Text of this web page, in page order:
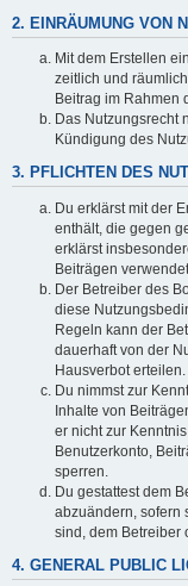
2. EINRÄUMUNG VON
Mit dem Erstellen
zeitlich und
Beitrag im Rahmen
Das Nutzungsrecht
Kündigung des
3. PFLICHTEN DES
Du erklärst mit der
enthält, die gegen
erklärst
Beiträgen
Der Betreiber des
diese
Regeln kann der
dauerhaft von der
Hausverbot erteilen.
Du nimmst zur
Inhalte von
er nicht zur
Benutzerkonto,
sperren.
Du gestattest dem
abzuändern, sofern
sind, dem Betreiber
4. GENERAL PUBLIC